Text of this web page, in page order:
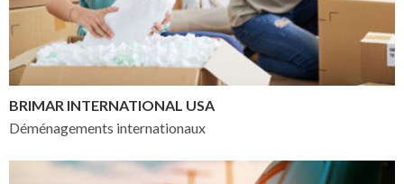
BRIMAR INTERNATIONAL USA
Déménagements internationaux